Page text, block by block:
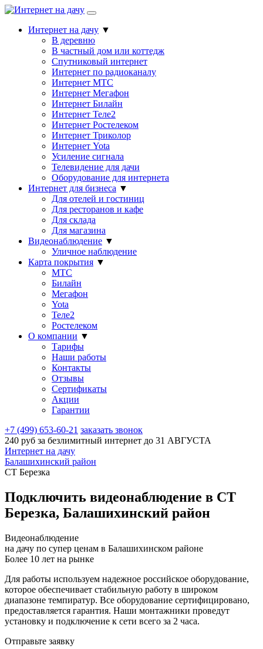
Интернет на дачу ▼
В деревню
В частный дом или коттедж
Спутниковый интернет
Интернет по радиоканалу
Интернет МТС
Интернет Мегафон
Интернет Билайн
Интернет Теле2
Интернет Ростелеком
Интернет Триколор
Интернет Yota
Усиление сигнала
Телевидение для дачи
Оборудование для интернета
Интернет для бизнеса ▼
Для отелей и гостиниц
Для ресторанов и кафе
Для склада
Для магазина
Видеонаблюдение ▼
Уличное наблюдение
Карта покрытия ▼
МТС
Билайн
Мегафон
Yota
Теле2
Ростелеком
О компании ▼
Тарифы
Наши работы
Контакты
Отзывы
Сертификаты
Акции
Гарантии
+7 (499) 653-60-21 заказать звонок
240 руб за безлимитный интернет до 31 АВГУСТА
Интернет на дачу
Балашихинский район
СТ Березка
Подключить видеонаблюдение в СТ
Березка, Балашихинский район
Видеонаблюдение
на дачу по супер ценам в Балашихинском районе
Более 10 лет на рынке
Для работы используем надежное российское оборудование,
которое обеспечивает стабильную работу в широком
диапазоне темпиратур. Все оборудование сертифицировано,
предоставляется гарантия. Наши монтажники проведут
установку и подключение к сети всего за 2 часа.
Отправьте заявку